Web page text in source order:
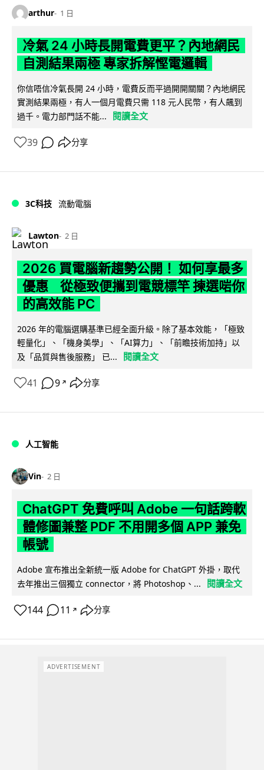
arthur 1 日
冷氣 24 小時長開電費更平？內地網民
自測結果兩極 專家拆解慳電邏輯
你信唔信冷氣長開 24 小時，電費反而平過開開關關？內地網民
實測結果兩極，有人一個月電費只需 118 元人民幣，有人飆到
過千。電力部門話不能...
閱讀全文
39 分享
3C科技 流動電腦
Lawton 2 日
2026 買電腦新趨勢公開！ 如何享最多
優惠 從極致便攜到電競標竿 揀選啱你
的高效能 PC
2026 年的電腦選購基準已經全面升級。除了基本效能，「極致
輕量化」、「機身美學」、「AI算力」、「前瞻技術加持」以
及「品質與售後服務」 已...
閱讀全文
41 9 ↗ 分享
人工智能
Vin 2 日
ChatGPT 免費呼叫 Adobe 一句話跨軟
體修圖兼整 PDF 不用開多個 APP 兼免
帳號
Adobe 宣布推出全新統一版 Adobe for ChatGPT 外掛，取代
去年推出三個獨立 connector，將 Photoshop、...
閱讀全文
144 11 ↗ 分享
ADVERTISEMENT